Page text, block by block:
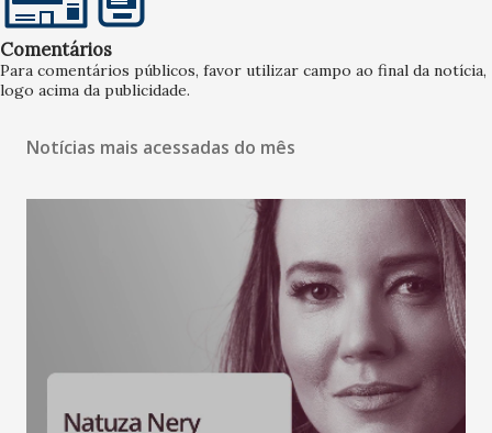
Comentários
Para comentários públicos, favor utilizar campo ao final da notícia,
logo acima da publicidade.
Notícias mais acessadas do mês